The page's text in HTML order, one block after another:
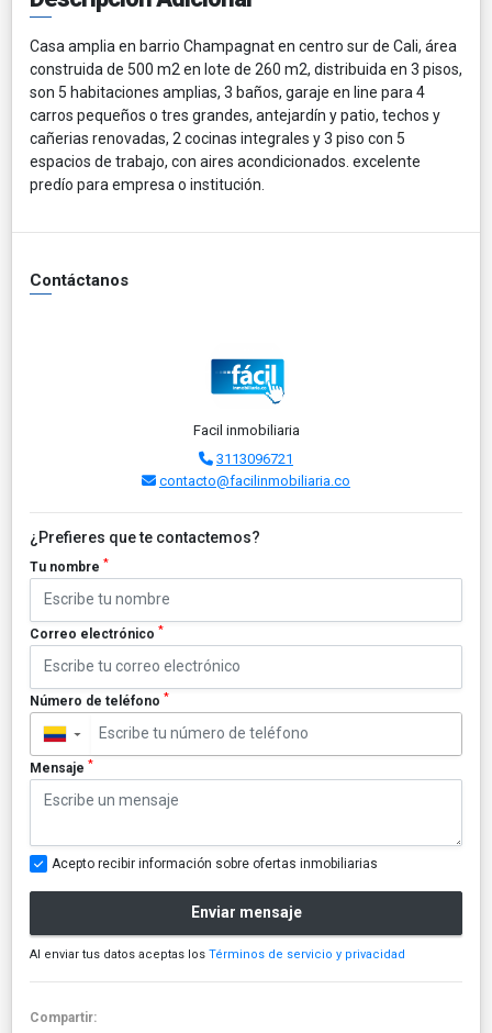
Casa amplia en barrio Champagnat en centro sur de Cali, área
construida de 500 m2 en lote de 260 m2, distribuida en 3 pisos,
son 5 habitaciones amplias, 3 baños, garaje en line para 4
carros pequeños o tres grandes, antejardín y patio, techos y
cañerias renovadas, 2 cocinas integrales y 3 piso con 5
espacios de trabajo, con aires acondicionados. excelente
predío para empresa o institución.
Contáctanos
Facil inmobiliaria
3113096721
contacto@facilinmobiliaria.co
¿Prefieres que te contactemos?
Tu nombre *
Correo electrónico *
Número de teléfono *
▼
Mensaje *
Acepto recibir información sobre ofertas inmobiliarias
Enviar mensaje
Al enviar tus datos aceptas los Términos de servicio y privacidad
Compartir: